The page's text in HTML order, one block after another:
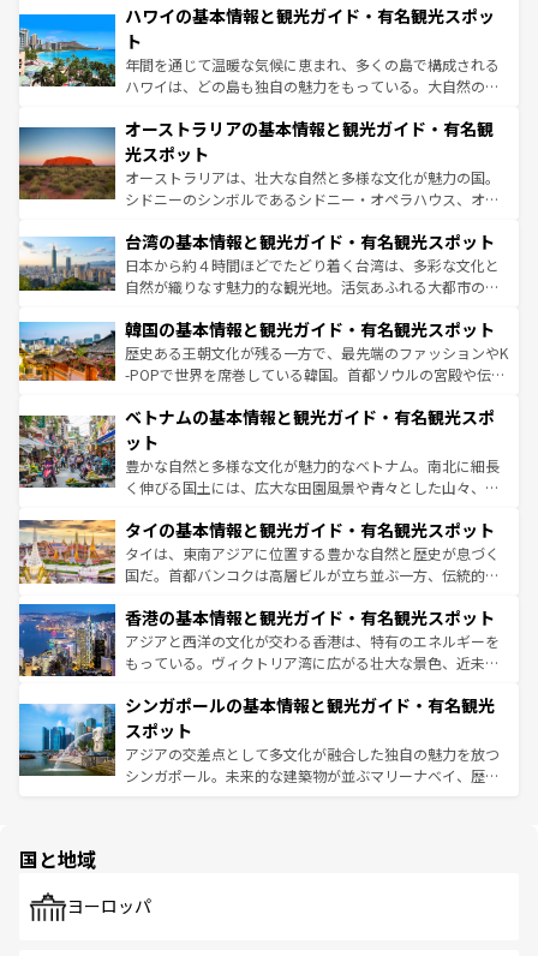
着のスイス情報はコンテンツ一覧を参照してほしい。
のような巨大都市は、観光、ショッピング、エンターテイ
ンメントが詰まった刺激的なスポットだ。一方、アメリカ
西部には大自然が広がり、グランドキャニオンやイエロー
ストーン国立公園といった絶景が堪能できる。さらに、南
文化が魅力。旅行者はアメリカの各地域で異なる魅力を楽
しみながら、その多様性と豊かな歴史を感じることができ
るだろう。車でのロードトリップや列車の旅も、アメリカ
ならではの贅沢な旅のスタイルだ。 なお、新着のアメリカ
情報は コンテンツ一覧 を参照してほしい。
ハワイの基本情報と観光ガイド・有名観光スポッ
ト
年間を通じて温暖な気候に恵まれ、多くの島で構成される
ハワイは、どの島も独自の魅力をもっている。大自然の神
ワイ島は見逃せない。また、定番の観光地といえばオアフ
島だが、静かな自然を求めるならマウイ島やカウアイ島が
おすすめ。エメラルドグリーンに輝く海をはじめ、豊かな
文化や歴史が息づいている。「アロハスピリット」と呼ば
人々、おいしいローカルフードやハワイアンミュージッ
ク、伝統的なフラダンスなど、すべてがハワイの魅力を彩
っている。訪れるたびに新しい発見と感動が待っているハ
はコンテンツ一覧を参照してほしい。
オーストラリアの基本情報と観光ガイド・有名観
光スポット
オーストラリアは、壮大な自然と多様な文化が魅力の国。
シドニーのシンボルであるシドニー・オペラハウス、オー
リアリーフや大陸中央部にそびえるウルル（エアーズロッ
ク）、タスマニアの美しい原生林やケアンズの熱帯雨林な
ど、見どころがたくさん。また、カフェやワイン、オージ
いる。アクティビティも充実しており、サーフィンやダイ
ビング、ハイキングなど、アウトドア好きにはたまらな
い。オーストラリアの多彩な魅力を存分に味わいつくそ
参照してほしい。
台湾の基本情報と観光ガイド・有名観光スポット
日本から約４時間ほどでたどり着く台湾は、多彩な文化と
自然が織りなす魅力的な観光地。活気あふれる大都市の台
ン）、静ひつな山岳地帯である台湾東部など、都市の喧騒
と山間の静けさが共存しており、訪れる人に新しい発見と
驚きをもたらしてくれる。また、奥深い台湾の食文化も魅
容にもいいと評判のスイーツなど、バラエティ豊かな料理
照してほしい。
韓国の基本情報と観光ガイド・有名観光スポット
歴史ある王朝文化が残る一方で、最先端のファッションやK
-POPで世界を席巻している韓国。首都ソウルの宮殿や伝統
き、地方に足を延ばせば四季折々の自然美を楽しむことが
できる。そして、キムチや焼肉、絶品のストリートフード
まで、さまざまな韓国料理が待っている。夜には、韓国な
らではのナイトライフも堪能できる。あたたかいホスピタ
わってみてほしい。 なお、新着の韓国情報はコンテンツ一
覧 を参照してほしい。
ベトナムの基本情報と観光ガイド・有名観光スポ
ット
豊かな自然と多様な文化が魅力的なベトナム。南北に細長
く伸びる国土には、広大な田園風景や青々とした山々、世
急速な発展と共に伝統が息づく。ハノイの古い町並みやホ
ーチミン市のフランス統治時代の建物も、独特の雰囲気を
醸し出している。また、バラエティの豊かさとおいしさで
とつ。フォーやバインミー、ベトナムコーヒーなどは、ぜ
ひ現地で味わいたい。どの地域を訪れてもあたたかい人々
が旅行者を迎えてくれるので、きっと忘れられない旅にな
参照してほしい。
タイの基本情報と観光ガイド・有名観光スポット
タイは、東南アジアに位置する豊かな自然と歴史が息づく
国だ。首都バンコクは高層ビルが立ち並ぶ一方、伝統的な
の活気が交差している。北部ではチェンマイなどの山岳地
帯で自然と触れ合い、南部ではプーケットやクラビの美し
いビーチでリゾート気分を楽しむことができる。タイ料理
激する。気候は一年中温暖で、どの季節にも異なる楽しみ
が待っている。親しみやすいタイの人々、仏教を中心とし
た文化、そして多様な観光資源が、訪れる旅人を魅了し続
ける。 なお、新着のタイ情報はコンテンツ一覧を参照して
香港の基本情報と観光ガイド・有名観光スポット
アジアと西洋の文化が交わる香港は、特有のエネルギーを
もっている。ヴィクトリア湾に広がる壮大な景色、近未来
み、どこを訪れても感動するはず。観光スポットが密集し
ており、効率よく見どころを回れるのも魅力。息をのむよ
うな絶景から文化的な体験まで、香港を存分に楽しみ尽く
そう。 なお、新着の香港情報はコンテンツ一覧を参照して
シンガポールの基本情報と観光ガイド・有名観光
スポット
アジアの交差点として多文化が融合した独自の魅力を放つ
シンガポール。未来的な建築物が並ぶマリーナベイ、歴史
で、ホーカーズは地元の風情を楽しめる外せないスポット
国と地域
ヨーロッパ